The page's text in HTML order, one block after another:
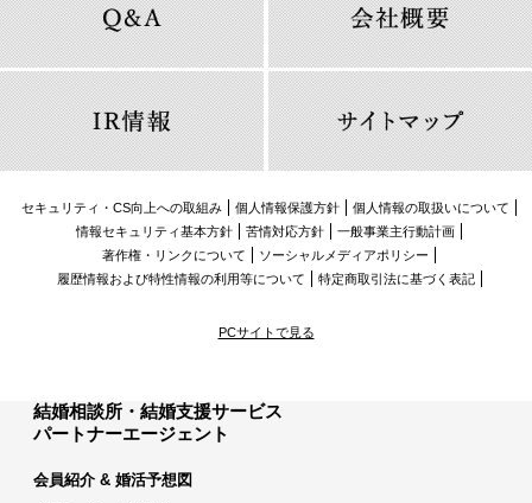
セキュリティ・CS向上への取組み 個人情報保護方針
個人情報の取扱いについて
情報セキュリティ基本方針
苦情対応方針
一般事業主行動計画
著作権・リンクについて
ソーシャルメディアポリシー
履歴情報および特性情報の利用等について
特定商取引法に基づく表記
PCサイトで見る
結婚相談所・結婚支援サービス
パートナーエージェント
会員紹介 & 婚活予想図